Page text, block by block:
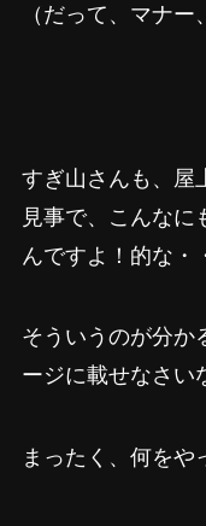
（だって、マナー
すぎ山さんも、屋
見事で、こんなに
んですよ！的な・
そういうのが分か
ージに載せなさい
まったく、何をや